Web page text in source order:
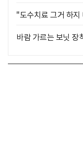
"도수치료 그거 하
바람 가르는 보닛